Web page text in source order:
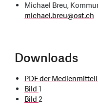
Michael Breu,
michael.breu@ost.ch
Downloads
PDF der
Bild1
Bild2